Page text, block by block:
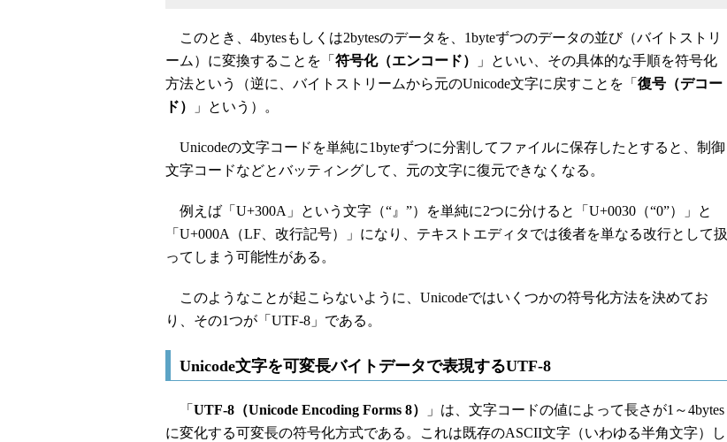
このとき、4bytesもしくは2bytesのデータを、1byteずつのデータの並び（バイトストリ
ーム）に変換することを「 符号化（エンコード）
」といい、その具体的な手順を符号化
方法という（逆に、バイトストリームから元のUnicode文字に戻すことを「 復号（デコー
ド）
」という）。
Unicodeの文字コードを単純に1byteずつに分割してファイルに保存したとすると、制御
文字コードなどとバッティングして、元の文字に復元できなくなる。
例えば「U+300A」という文字（“』”）を単純に2つに分けると「U+0030（“0”）」と
「U+000A（LF、改行記号）」になり、テキストエディタでは後者を単なる改行として扱
ってしまう可能性がある。
このようなことが起こらないように、Unicodeではいくつかの符号化方法を決めてお
り、その1つが「UTF-8」である。
Unicode文字を可変長バイトデータで表現するUTF-8
「 UTF-8（Unicode Encoding Forms 8）
」は、文字コードの値によって長さが1～4bytes
に変化する可変長の符号化方式である。これは既存のASCII文字（いわゆる半角文字）し